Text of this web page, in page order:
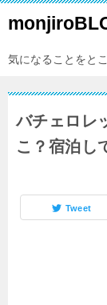
気になることをと
バチェロレ
こ？宿泊し
Tweet